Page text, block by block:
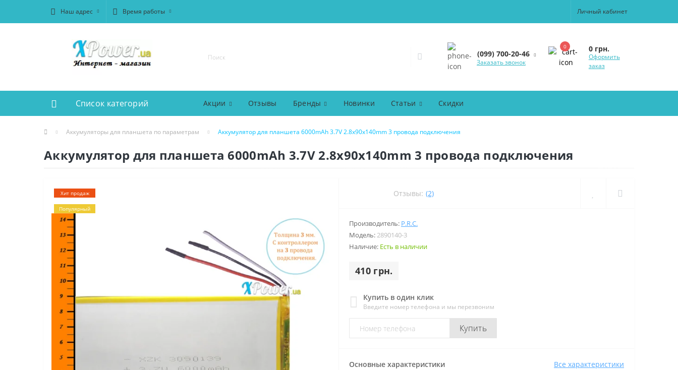
Наш адрес Время работы Личный кабинет
(099) 700-20-46
Заказать звонок
0 0 грн.
Оформить
заказ
Список категорий Акции Отзывы Бренды Новинки Статьи Скидки
Аккумуляторы для планшета по параметрам Аккумулятор для планшета 6000mAh 3.7V 2.8x90x140mm 3 провода подключения
Аккумулятор для планшета 6000mAh 3.7V 2.8x90x140mm 3 провода подключения
Хит продаж
Популярный
Отзывы: (2)
Производитель: P.R.C.
Модель:2890140-3
Наличие: Есть в наличии
410 грн.
Купить в один клик
Введите номер телефона и мы перезвоним
Купить
Основные характеристики Все характеристики